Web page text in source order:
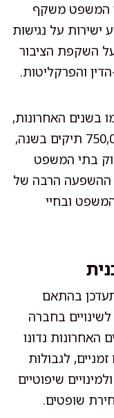
המשפט משקף
ישירות על נגישות
השקפת הציבור
והפרקליטות.
בשנים האחרונות,
מערכת המשפט דנה בלמעלה מ-750,000 תיקים בשנה,
חוק בתי המשפט
ההשפעה הרבה של
ובחיי
בהתאם
בחברה
האחרונות נדונו
לגבולות
שיפוטיים
שופטים.